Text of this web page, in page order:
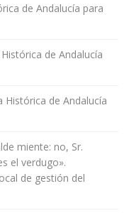
de Andalucía para
de Andalucía
Histórica de Andalucía
miente: no, Sr.
el verdugo».
de gestión del